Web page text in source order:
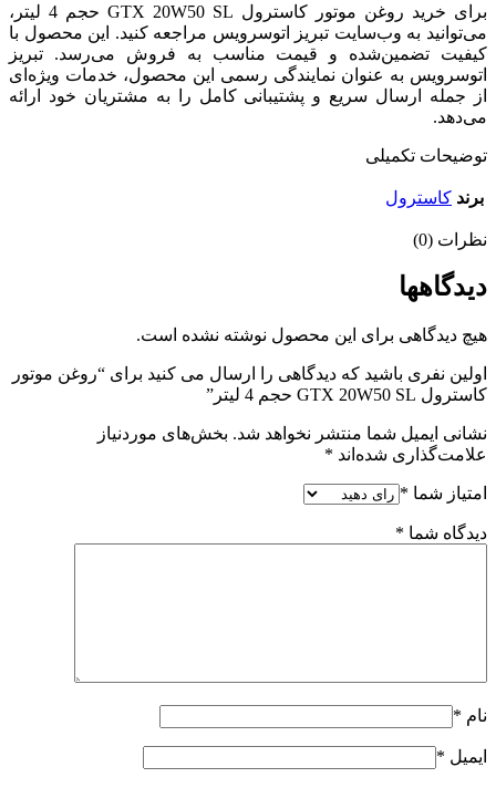
برای خرید روغن موتور کاسترول GTX 20W50 SL حجم 4 لیتر،
می‌توانید به وب‌سایت تبریز اتوسرویس مراجعه کنید. این محصول با
کیفیت تضمین‌شده و قیمت مناسب به فروش می‌رسد. تبریز
اتوسرویس به عنوان نمایندگی رسمی این محصول، خدمات ویژه‌ای
از جمله ارسال سریع و پشتیبانی کامل را به مشتریان خود ارائه
می‌دهد.
توضیحات تکمیلی
برند کاسترول
نظرات (0)
دیدگاهها
هیچ دیدگاهی برای این محصول نوشته نشده است.
اولین نفری باشید که دیدگاهی را ارسال می کنید برای “روغن موتور
کاسترول GTX 20W50 SL حجم 4 لیتر”
نشانی ایمیل شما منتشر نخواهد شد. بخش‌های موردنیاز
علامت‌گذاری شده‌اند *
امتیاز شما *
دیدگاه شما *
نام *
ایمیل *